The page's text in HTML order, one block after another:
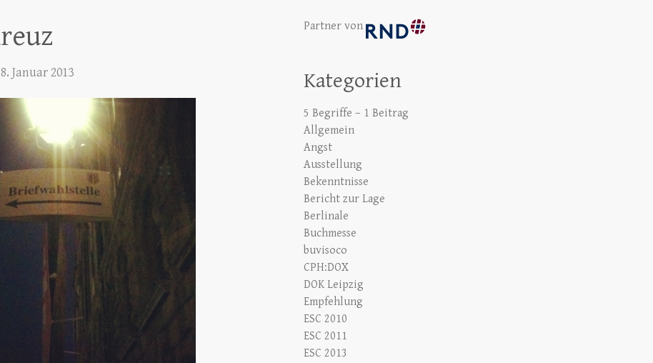
Januar 2013
Partner von
Kategorien
5 Begriffe – 1 Beitrag
Allgemein
Angst
Ausstellung
Bekenntnisse
Bericht zur Lage
Berlinale
Buchmesse
buvisoco
CPH:DOX
DOK Leipzig
Empfehlung
ESC 2010
ESC 2011
ESC 2013